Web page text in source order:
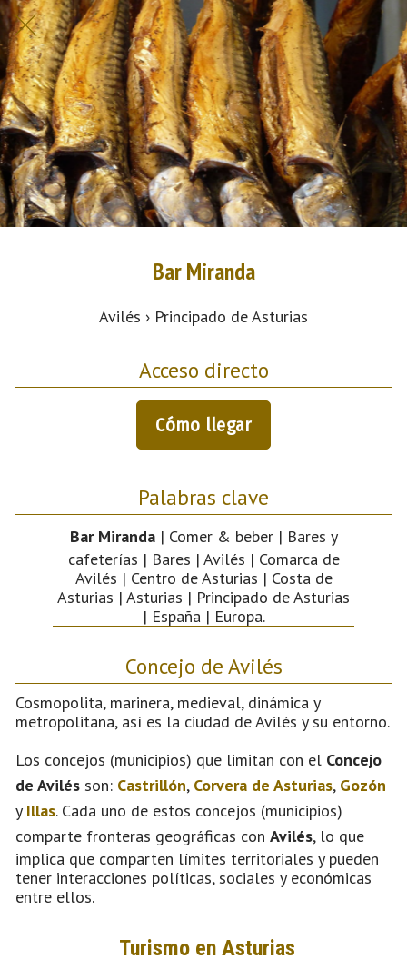
Bar Miranda
Avilés › Principado de Asturias
Acceso directo
Cómo llegar
Palabras clave
Bar Miranda| Comer & beber | Bares y
cafeterías | Bares | Avilés | Comarca de
Avilés | Centro de Asturias | Costa de
Asturias | Asturias | Principado de Asturias
| España | Europa.
Concejo de Avilés
Cosmopolita, marinera, medieval, dinámica y
metropolitana, así es la ciudad de Avilés y su entorno.
Los concejos (municipios) que limitan con el Concejo
de Avilés son: Castrillón, Corvera de Asturias, Gozón
y Illas. Cada uno de estos concejos (municipios)
comparte fronteras geográficas con Avilés, lo que
implica que comparten límites territoriales y pueden
tener interacciones políticas, sociales y económicas
entre ellos.